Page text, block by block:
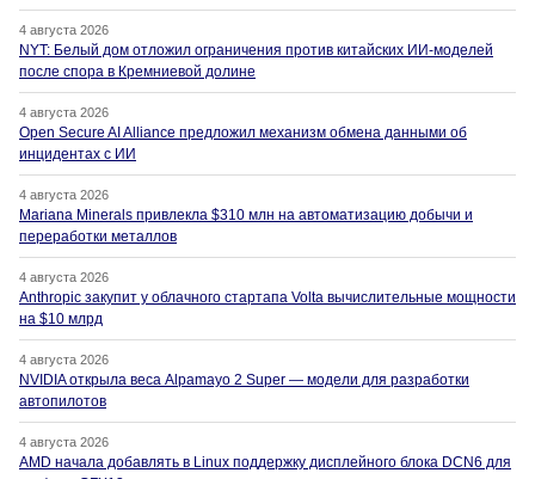
4 августа 2026
NYT: Белый дом отложил ограничения против китайских ИИ-моделей
после спора в Кремниевой долине
4 августа 2026
Open Secure AI Alliance предложил механизм обмена данными об
инцидентах с ИИ
4 августа 2026
Mariana Minerals привлекла $310 млн на автоматизацию добычи и
переработки металлов
4 августа 2026
Anthropic закупит у облачного стартапа Volta вычислительные мощности
на $10 млрд
4 августа 2026
NVIDIA открыла веса Alpamayo 2 Super — модели для разработки
автопилотов
4 августа 2026
AMD начала добавлять в Linux поддержку дисплейного блока DCN6 для